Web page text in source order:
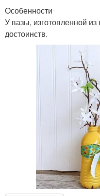
Особенности
У вазы, изготовленной
достоинств.